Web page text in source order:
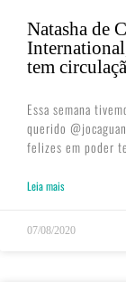
Natasha de
tem
Essa semana
querido
felizes em poder
Leia mais
07/08/2020